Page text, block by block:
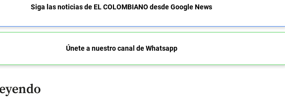
Siga las noticias de EL COLOMBIANO desde Google News
Únete a nuestro canal de Whatsapp